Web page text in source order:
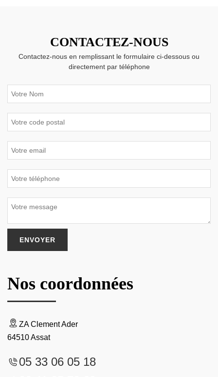
CONTACTEZ-NOUS
Contactez-nous en remplissant le formulaire ci-dessous ou
directement par téléphone
Nos coordonnées
ZA Clement Ader
64510 Assat
05 33 06 05 18